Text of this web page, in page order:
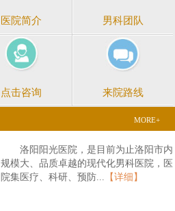
医院简介 男科团队
点击咨询 来院路线
MORE+
洛阳阳光医院，是目前为止洛阳市内
规模大、品质卓越的现代化男科医院，医
院集医疗、科研、预防...
【详细】